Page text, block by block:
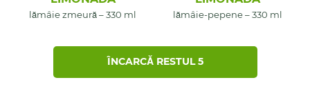
lămâie zmeură – 330 ml lămâie-pepene – 330 ml
ÎNCARCĂ RESTUL 5